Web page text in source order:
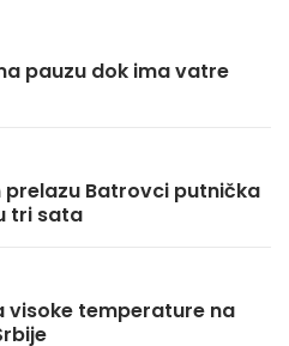
pauzu dok ima vatre
prelazu Batrovci putnička
tri sata
visoke temperature na